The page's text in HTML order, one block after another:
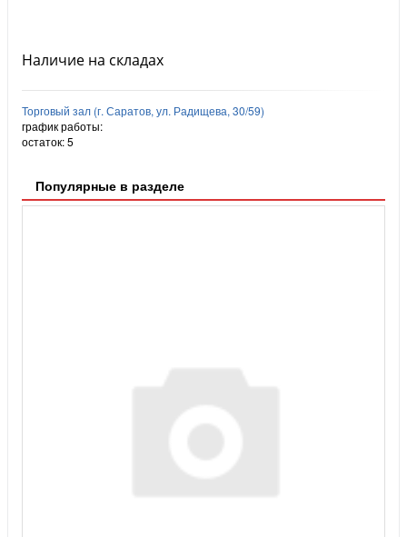
Наличие на складах
Торговый зал (г. Саратов, ул. Радищева, 30/59)
график работы:
остаток:5
Популярные в разделе